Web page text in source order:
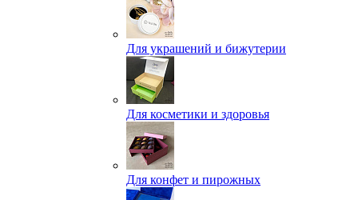
Для украшений и бижутерии
Для косметики и здоровья
Для конфет и пирожных